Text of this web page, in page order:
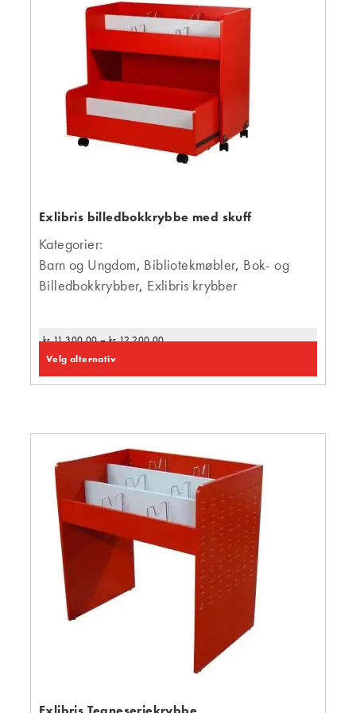
Exlibris billedbokkrybbe med skuff
Kategorier:
Barn og Ungdom, Bibliotekmøbler, Bok- og
Billedbokkrybber, Exlibris krybber
kr11 300,00 – kr12 200,00
Velg alternativ